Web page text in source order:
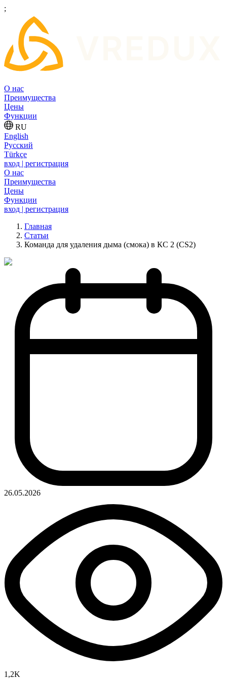
;
О нас
Преимущества
Цены
Функции
RU
English
Русский
Türkçe
вход | регистрация
О нас
Преимущества
Цены
Функции
вход | регистрация
Главная
Статьи
Команда для удаления дыма (смока) в КС 2 (CS2)
26.05.2026
1,2K